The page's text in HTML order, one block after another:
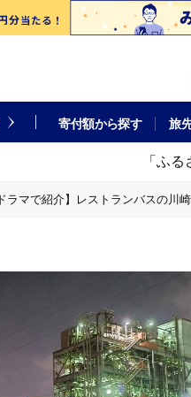
寄付額から探す 旅
「ふ
ラマで紹介】レストランバスの川